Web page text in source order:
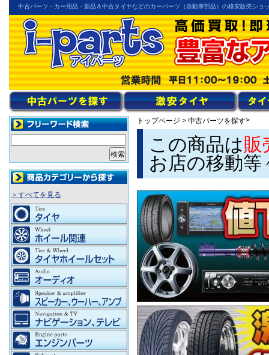
中古パーツ・カー用品・新品＆中古タイヤなどのカーパーツ（自動車部品）の格安販売ショ
トップページ > 中古パーツを探す>
この商品は販
お店の移動
＞すべてを見る